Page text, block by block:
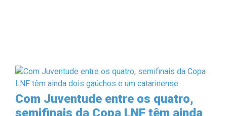
Com Juventude entre os quatro,
semifinais da Copa LNF têm ainda